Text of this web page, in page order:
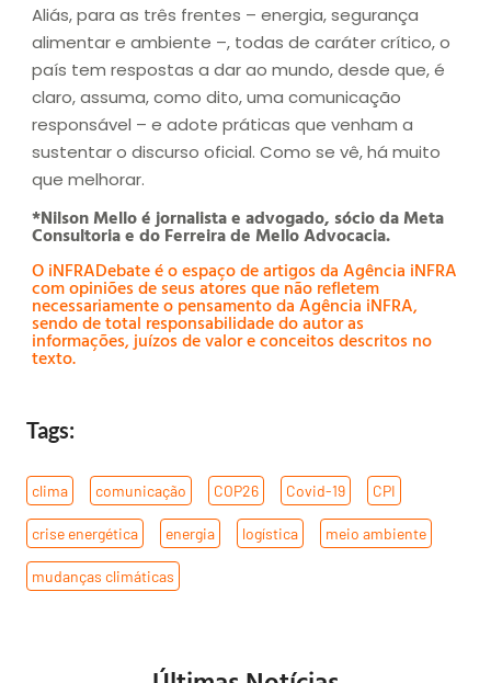
Aliás, para as três frentes – energia, segurança
alimentar e ambiente –, todas de caráter crítico, o
país tem respostas a dar ao mundo, desde que, é
claro, assuma, como dito, uma comunicação
responsável – e adote práticas que venham a
sustentar o discurso oficial. Como se vê, há muito
que melhorar.
*Nilson Mello é jornalista e advogado, sócio da Meta
Consultoria e do Ferreira de Mello Advocacia.
O iNFRADebate é o espaço de artigos da Agência iNFRA
com opiniões de seus atores que não refletem
necessariamente o pensamento da Agência iNFRA,
sendo de total responsabilidade do autor as
informações, juízos de valor e conceitos descritos no
texto.
Tags:
clima comunicação COP26 Covid-19 CPI
crise energética energia logística meio ambiente
mudanças climáticas